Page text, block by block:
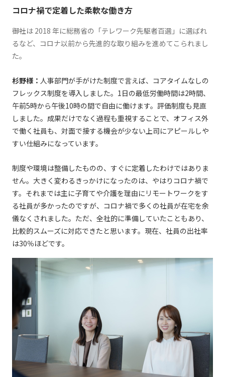
コロナ禍で定着した柔軟な働き方
――御社は 2018 年に総務省の「テレワーク先駆者百選」に選ばれ
るなど、コロナ以前から先進的な取り組みを進めてこられまし
た。
杉野様： ⼈事部⾨が⼿がけた制度で⾔えば、コアタイムなしの
フレックス制度を導⼊しました。1⽇の最低労働時間は2時間、
午前5時から午後10時の間で⾃由に働けます。評価制度も⾒直
しました。成果だけでなく過程も重視することで、オフィス外
で働く社員も、対⾯で接する機会が少ない上司にアピールしや
すい仕組みになっています。
制度や環境は整備したものの、すぐに定着したわけではありま
せん。⼤きく変わるきっかけになったのは、やはりコロナ禍で
す。それまでは主に⼦育てや介護を理由にリモートワークをす
る社員が多かったのですが、コロナ禍で多くの社員が在宅を余
儀なくされました。ただ、全社的に準備していたこともあり、
⽐較的スムーズに対応できたと思います。現在、社員の出社率
は30％ほどです。